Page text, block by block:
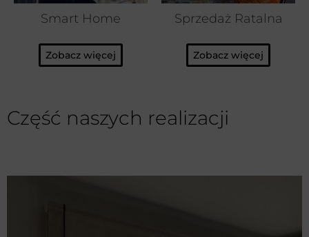
Smart Home
Zobacz więcej
Sprzedaż Ratalna
Zobacz więcej
Część naszych realizacji